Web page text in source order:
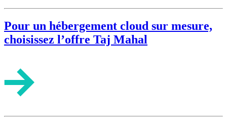
Pour un hébergement cloud sur mesure,
choisissez l’offre Taj Mahal